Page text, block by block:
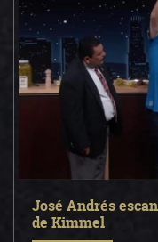
José Andrés
de Kimmel